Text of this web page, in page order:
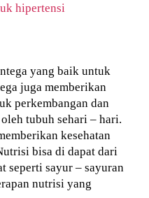
hipertensi
yang baik untuk
juga memberikan
perkembangan dan
tubuh sehari – hari.
kesehatan
bisa di dapat dari
seperti sayur – sayuran
nutrisi yang